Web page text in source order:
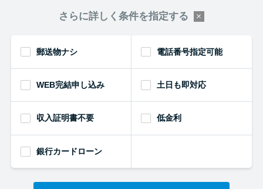
さらに詳しく条件を指定する
郵送物ナシ 電話番号指定可能
WEB完結申し込み 土日も即対応
収入証明書不要 低金利
銀行カードローン